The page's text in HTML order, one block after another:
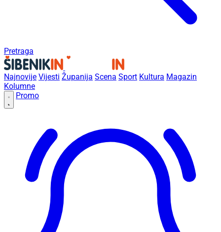
Pretraga
Najnovije Vijesti Županija Scena Sport Kultura Magazin
Kolumne
Promo